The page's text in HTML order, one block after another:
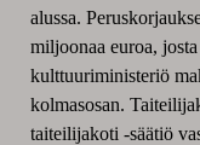
alussa.
miljoonaa euroa,
kulttuuriministeriö
kolmasosan.
taiteilijakoti -säätiö